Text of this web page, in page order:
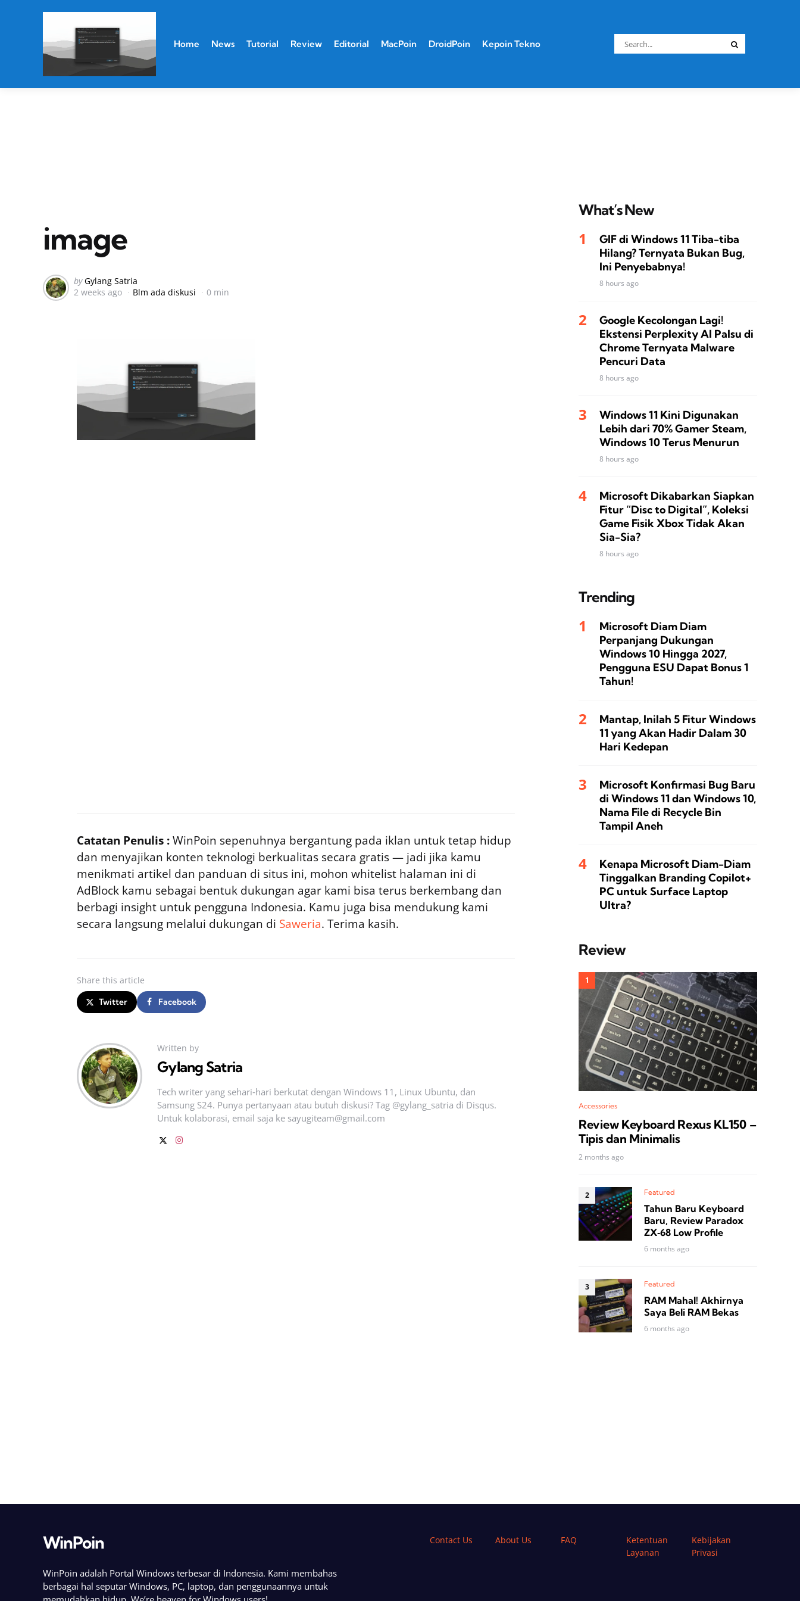
Home News Tutorial Review Editorial MacPoin DroidPoin Kepoin Tekno
Search
for:
image
Posted
by
by Gylang Satria
2 weeks ago
Blm ada diskusi 0 min
Catatan Penulis :WinPoin sepenuhnya bergantung pada iklan untuk tetap hidup
dan menyajikan konten teknologi berkualitas secara gratis — jadi jika kamu
menikmati artikel dan panduan di situs ini, mohon whitelist halaman ini di
AdBlock kamu sebagai bentuk dukungan agar kami bisa terus berkembang dan
berbagi insight untuk pengguna Indonesia. Kamu juga bisa mendukung kami
secara langsung melalui dukungan di Saweria. Terima kasih.
Share this article
Twitter Facebook
Written by
Gylang Satria
Tech writer yang sehari‑hari berkutat dengan Windows 11, Linux Ubuntu, dan
Samsung S24. Punya pertanyaan atau butuh diskusi? Tag @gylang_satria di Disqus.
Untuk kolaborasi, email saja ke sayugiteam@gmail.com
What’s New
GIF di Windows 11 Tiba-tiba
Hilang? Ternyata Bukan Bug,
Ini Penyebabnya!
8 hours ago
Google Kecolongan Lagi!
Ekstensi Perplexity AI Palsu di
Chrome Ternyata Malware
Pencuri Data
8 hours ago
Windows 11 Kini Digunakan
Lebih dari 70% Gamer Steam,
Windows 10 Terus Menurun
8 hours ago
Microsoft Dikabarkan Siapkan
Fitur “Disc to Digital”, Koleksi
Game Fisik Xbox Tidak Akan
Sia-Sia?
8 hours ago
Trending
Microsoft Diam Diam
Perpanjang Dukungan
Windows 10 Hingga 2027,
Pengguna ESU Dapat Bonus 1
Tahun!
Mantap, Inilah 5 Fitur Windows
11 yang Akan Hadir Dalam 30
Hari Kedepan
Microsoft Konfirmasi Bug Baru
di Windows 11 dan Windows 10,
Nama File di Recycle Bin
Tampil Aneh
Kenapa Microsoft Diam-Diam
Tinggalkan Branding Copilot+
PC untuk Surface Laptop
Ultra?
Review
Accessories
Review Keyboard Rexus KL150 –
Tipis dan Minimalis
2 months ago
Featured
Tahun Baru Keyboard
Baru, Review Paradox
ZX‑68 Low Profile
6 months ago
Featured
RAM Mahal! Akhirnya
Saya Beli RAM Bekas
6 months ago
WinPoin
WinPoin adalah Portal Windows terbesar di Indonesia. Kami membahas
berbagai hal seputar Windows, PC, laptop, dan penggunaannya untuk
Contact Us About Us FAQ
Ketentuan
Layanan
Kebijakan
Privasi